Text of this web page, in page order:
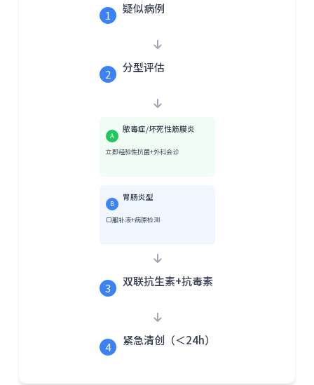
1 疑似病例
2 分型评估
A
脓毒症/坏死性筋膜炎
立即经验性抗菌+外科会诊
B
胃肠炎型
口服补液+病原检测
3 双联抗生素+抗毒素
4 紧急清创（＜24h）